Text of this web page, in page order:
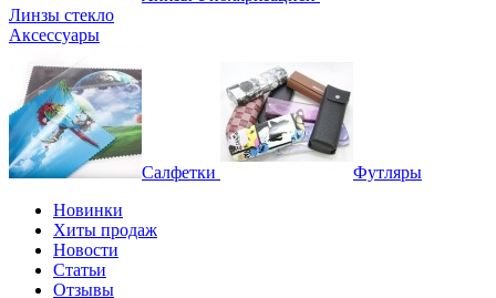
Линзы стекло
Аксессуары
Салфетки
Футляры
Новинки
Хиты продаж
Новости
Статьи
Отзывы